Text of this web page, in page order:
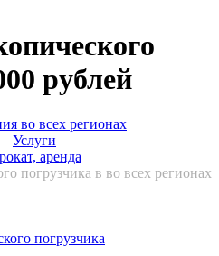
рублей
во всех регионах
Услуги
аренда
погрузчика в во всех регионах